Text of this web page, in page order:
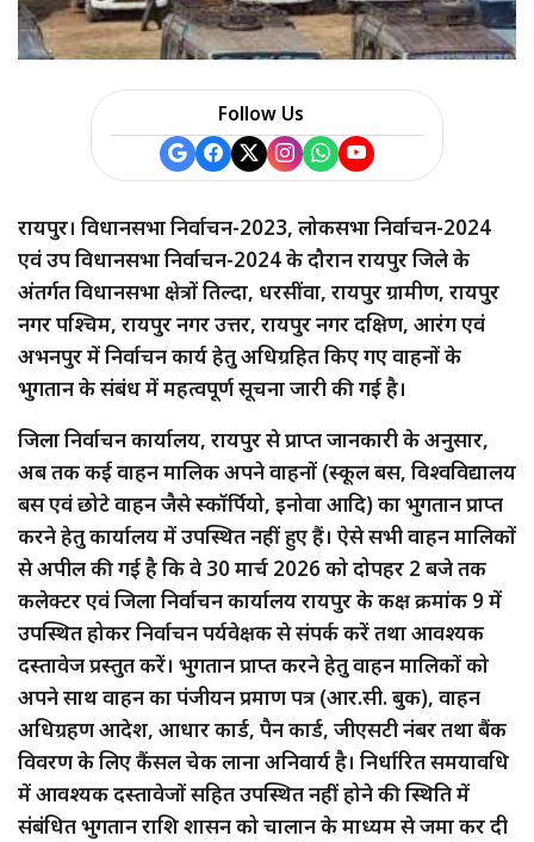
Follow Us
रायपुर। विधानसभा निर्वाचन-2023, लोकसभा निर्वाचन-2024
एवं उप विधानसभा निर्वाचन-2024 के दौरान रायपुर जिले के
अंतर्गत विधानसभा क्षेत्रों तिल्दा, धरसींवा, रायपुर ग्रामीण, रायपुर
नगर पश्चिम, रायपुर नगर उत्तर, रायपुर नगर दक्षिण, आरंग एवं
अभनपुर में निर्वाचन कार्य हेतु अधिग्रहित किए गए वाहनों के
भुगतान के संबंध में महत्वपूर्ण सूचना जारी की गई है।
जिला निर्वाचन कार्यालय, रायपुर से प्राप्त जानकारी के अनुसार,
अब तक कई वाहन मालिक अपने वाहनों (स्कूल बस, विश्वविद्यालय
बस एवं छोटे वाहन जैसे स्कॉर्पियो, इनोवा आदि) का भुगतान प्राप्त
करने हेतु कार्यालय में उपस्थित नहीं हुए हैं। ऐसे सभी वाहन मालिकों
से अपील की गई है कि वे 30 मार्च 2026 को दोपहर 2 बजे तक
कलेक्टर एवं जिला निर्वाचन कार्यालय रायपुर के कक्ष क्रमांक 9 में
उपस्थित होकर निर्वाचन पर्यवेक्षक से संपर्क करें तथा आवश्यक
दस्तावेज प्रस्तुत करें। भुगतान प्राप्त करने हेतु वाहन मालिकों को
अपने साथ वाहन का पंजीयन प्रमाण पत्र (आर.सी. बुक), वाहन
अधिग्रहण आदेश, आधार कार्ड, पैन कार्ड, जीएसटी नंबर तथा बैंक
विवरण के लिए कैंसल चेक लाना अनिवार्य है। निर्धारित समयावधि
में आवश्यक दस्तावेजों सहित उपस्थित नहीं होने की स्थिति में
संबंधित भुगतान राशि शासन को चालान के माध्यम से जमा कर दी